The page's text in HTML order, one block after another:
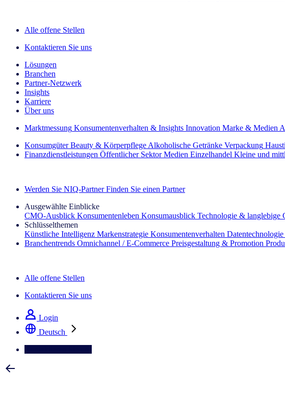
Alle offene Stellen
Kontaktieren Sie uns
Lösungen
Branchen
Partner-Netzwerk
Insights
Karriere
Über uns
Marktmessung Konsumentenverhalten & Insights Innovation Marke & Medien
Konsumgüter Beauty & Körperpflege Alkoholische Getränke Verpackung
Finanzdienstleistungen Öffentlicher Sektor Medien Einzelhandel Kleine und
Werden Sie NIQ-Partner Finden Sie einen Partner
Ausgewählte Einblicke
CMO‑Ausblick Konsumentenleben Konsumausblick Technologie & langlebige
Schlüsselthemen
Künstliche Intelligenz Markenstrategie Konsumentenverhalten Datentechnologie
Branchentrends Omnichannel / E‑Commerce Preisgestaltung & Promotion
Alle offene Stellen
Kontaktieren Sie uns
Login
Deutsch